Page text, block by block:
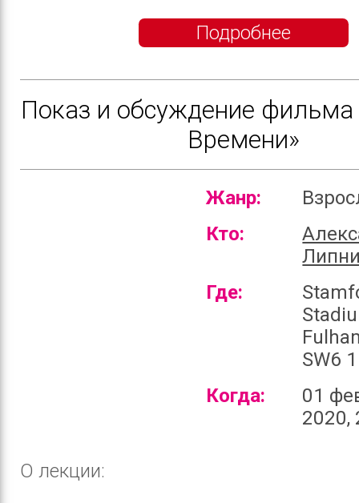
Подробнее
Показ и обсуждение
Времени»
Жанр:
Кто:
Где:
SW6
Когда:
01
2020,
О лекции: